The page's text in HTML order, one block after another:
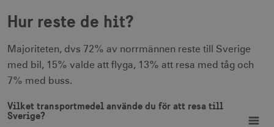
Hur reste de hit?
Majoriteten, dvs 72% av norrmännen reste till Sverige
med bil, 15% valde att flyga, 13% att resa med tåg och
7% med buss.
Vilket transportmedel använde du för att resa till
Sverige?
Vilket transportmedel använde du för att resa till Sverige?
Bar chart with 9 bars.
View as data table, Vilket transportmedel använde du för att resa till